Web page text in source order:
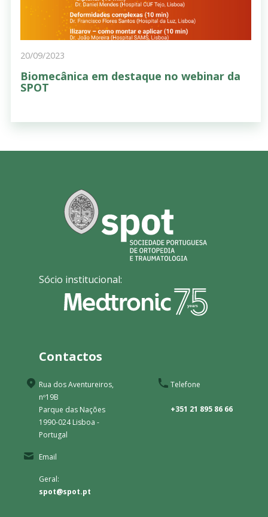
20/09/2023
Biomecânica em destaque no webinar da
SPOT
Sócio institucional:
Contactos
Rua dos Aventureiros,
nº19B
Parque das Nações
1990-024 Lisboa -
Portugal
Telefone
+351 21 895 86 66
Email
Geral:
spot@spot.pt